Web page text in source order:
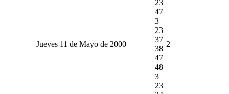
23
47
Jueves 11 de Mayo de 2000
3
23
37
38
47
48
2
3
23